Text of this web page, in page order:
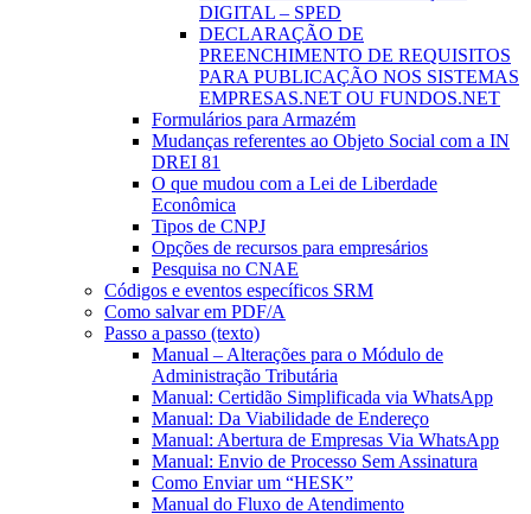
DIGITAL – SPED
DECLARAÇÃO DE
PREENCHIMENTO DE REQUISITOS
PARA PUBLICAÇÃO NOS SISTEMAS
EMPRESAS.NET OU FUNDOS.NET
Formulários para Armazém
Mudanças referentes ao Objeto Social com a IN
DREI 81
O que mudou com a Lei de Liberdade
Econômica
Tipos de CNPJ
Opções de recursos para empresários
Pesquisa no CNAE
Códigos e eventos específicos SRM
Como salvar em PDF/A
Passo a passo (texto)
Manual – Alterações para o Módulo de
Administração Tributária
Manual: Certidão Simplificada via WhatsApp
Manual: Da Viabilidade de Endereço
Manual: Abertura de Empresas Via WhatsApp
Manual: Envio de Processo Sem Assinatura
Como Enviar um “HESK”
Manual do Fluxo de Atendimento